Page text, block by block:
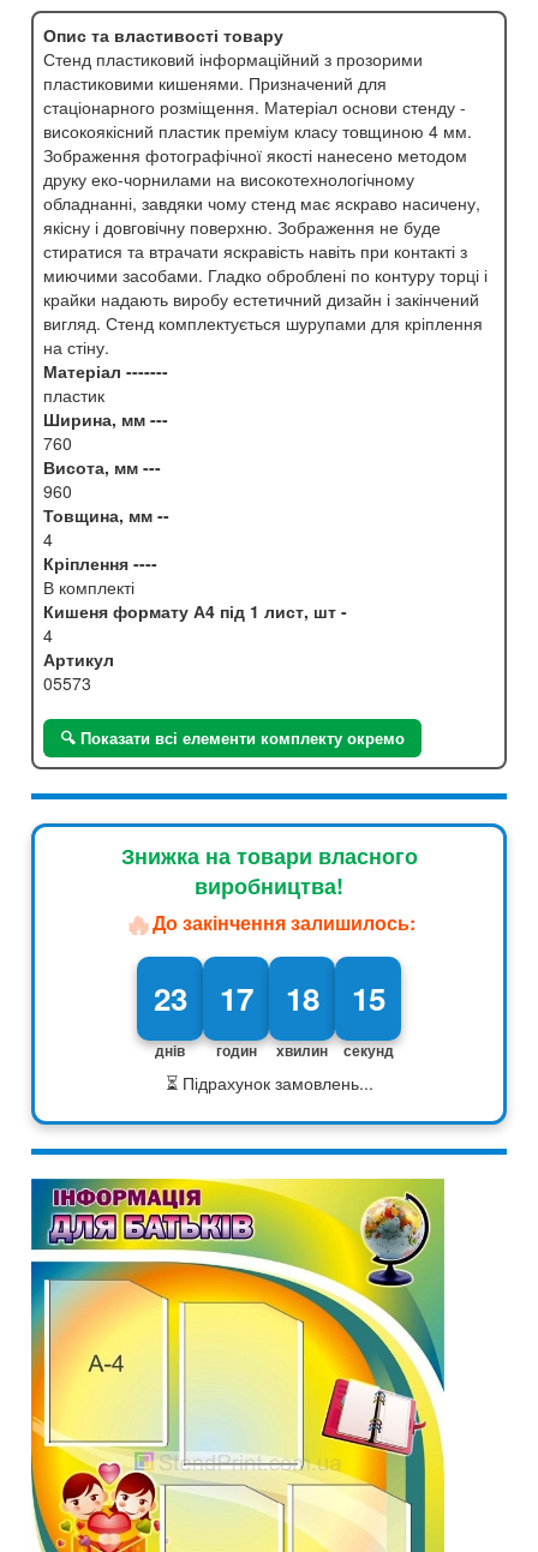
Опис та властивості товару
Стенд пластиковий інформаційний з прозорими
пластиковими кишенями. Призначений для
стаціонарного розміщення. Матеріал основи стенду -
високоякісний пластик преміум класу товщиною 4 мм.
Зображення фотографічної якості нанесено методом
друку еко-чорнилами на високотехнологічному
обладнанні, завдяки чому стенд має яскраво насичену,
якісну і довговічну поверхню. Зображення не буде
стиратися та втрачати яскравість навіть при контакті з
миючими засобами. Гладко оброблені по контуру торці і
крайки надають виробу естетичний дизайн і закінчений
вигляд. Стенд комплектується шурупами для кріплення
на стіну.
Матеріал -------
пластик
Ширина, мм ---
760
Висота, мм ---
960
Товщина, мм --
4
Кріплення ----
В комплекті
Кишеня формату А4 під 1 лист, шт -
4
Артикул
05573
🔍 Показати всі елементи комплекту окремо
Знижка на товари власного
виробництва!
🔥До закінчення залишилось:
23
днів
17
годин
18
хвилин
13
секунд
⏳ Підрахунок замовлень...